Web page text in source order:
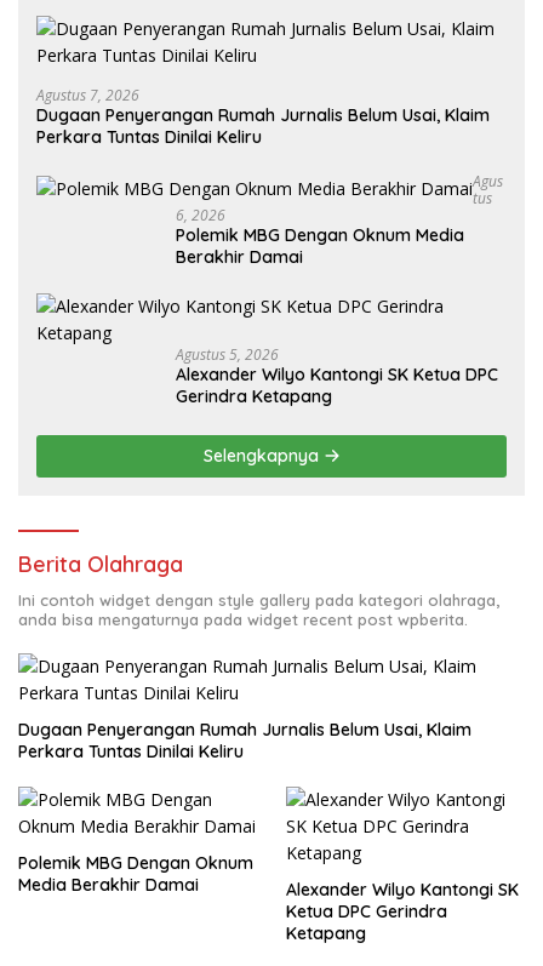
Agustus 7, 2026
Dugaan Penyerangan Rumah Jurnalis Belum Usai, Klaim
Perkara Tuntas Dinilai Keliru
Agus
Tus
6, 2026
Polemik MBG Dengan Oknum Media
Berakhir Damai
Agustus 5, 2026
Alexander Wilyo Kantongi SK Ketua DPC
Gerindra Ketapang
Selengkapnya
Berita Olahraga
Ini contoh widget dengan style gallery pada kategori olahraga,
anda bisa mengaturnya pada widget recent post wpberita.
Dugaan Penyerangan Rumah Jurnalis Belum Usai, Klaim
Perkara Tuntas Dinilai Keliru
Polemik MBG Dengan Oknum
Media Berakhir Damai
Alexander Wilyo Kantongi SK
Ketua DPC Gerindra
Ketapang